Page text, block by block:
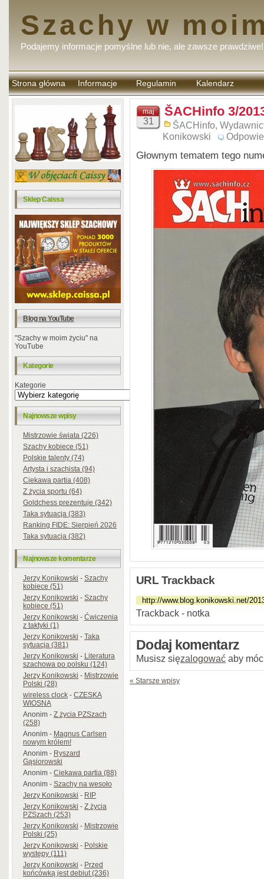
Szachy w
Podajemy informacje pomyślne lub nie, ale zawsze prawdziwe!
Strona główna Informacje Regulamin
komentarzy
Kalendarz
Sklep Caissa
Blog na YouTube
"Szachy w moim życiu" na
YouTube
Kategorie
Kategorie
Najnowsze wpisy
Mistrzowie świata (226)
Szachy kobiece (51)
Polskie talenty (74)
Artysta i szachista (94)
Ciekawa partia (408)
Z życia sportu (64)
Goldchess prezentuje (342)
Taka sytuacja (383)
Ranking FIDE: Sierpień 2026
Taka sytuacja (382)
Najnowsze komentarze
Jerzy Konikowski-Szachy
kobiece (51)
Jerzy Konikowski-Szachy
kobiece (51)
Jerzy Konikowski-Ćwiczenia
z taktyki (1)
Jerzy Konikowski-Taka
sytuacja (381)
Jerzy Konikowski-Literatura
szachowa po polsku (124)
Jerzy Konikowski-Mistrzowie
Polski (28)
wireless clock-CZESKA
WIOSNA
Anonim-Z życia PZSzach
(258)
Anonim-Magnus Carlsen
nowym królem!
Anonim-Ryszard
Gąsiorowski
Anonim-Ciekawa partia (88)
Anonim-Szachy na wesoło
Jerzy Konikowski-RIP
Jerzy Konikowski-Z życia
PZSzach (253)
Jerzy Konikowski-Mistrzowie
Polski (25)
Jerzy Konikowski-Polskie
występy (111)
Jerzy Konikowski-Przed
końcówką jest debiut (236)
maj
31
ŠACHinfo 3/
ŠACHinfo,
Konikowski
Głownym tematem tego
URL Trackback
Trackback - notka
Dodaj komentarz
Musisz sięzalogować aby
« Starsze wpisy